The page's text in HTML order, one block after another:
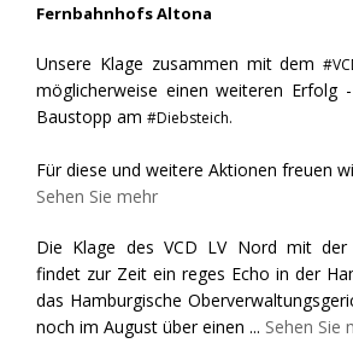
Fernbahnhofs Altona
Unsere Klage zusammen mit dem
möglicherweise einen weiteren Erfolg
Baustopp am #Diebsteich.
Für diese und weitere Aktionen freuen
Sehen Sie mehr
Die Klage des VCD LV Nord mit der
findet zur Zeit ein reges Echo in der
das Hamburgische
noch im August über einen ... Sehen Sie